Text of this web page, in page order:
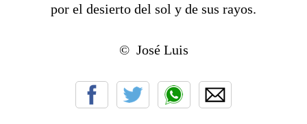
por el desierto del sol y de sus rayos.
© José Luis